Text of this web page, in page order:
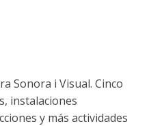
Sonora i Visual. Cinco
instalaciones
y más actividades